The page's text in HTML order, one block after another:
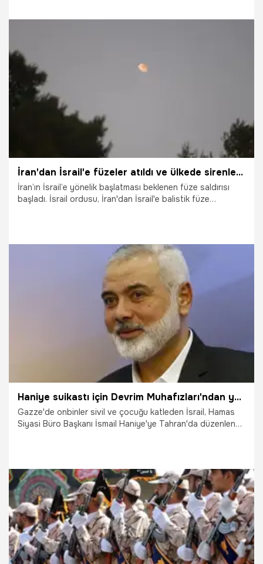
2.10.2024
İran'dan İsrail'e füzeler atıldı ve ülkede sirenler çalıyor
İran’ın İsrail’e yönelik başlatması beklenen füze saldırısı
başladı. İsrail ordusu, İran'dan İsrail'e balistik füze
Haniye suikastı için Devrim Muhafızları'ndan yeni açıklama: ABD destek verdi!
Gazze'de onbinler sivil ve çocuğu katleden İsrail, Hamas
Siyasi Büro Başkanı İsmail Haniye'ye Tahran'da düzenlenen
3.08.2024 Dünya